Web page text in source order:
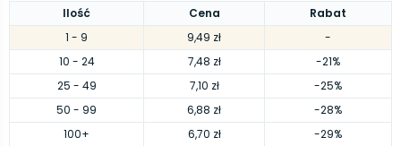
Ilość Cena
Rabat
1 - 9 9,49 zł
-
10 - 24 7,48 zł
-21%
25 - 49 7,10 zł
-25%
50 - 99 6,88 zł
-28%
100+ 6,70 zł -29%